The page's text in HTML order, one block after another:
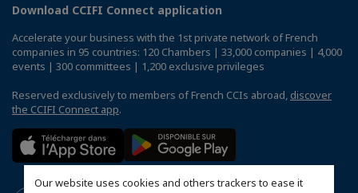
Our website uses cookies and others trackers to ease it
Download CCIFI Connect application
Accelerate your business with the 1st private network of French
companies in 95 countries: 120 Chambers | 33,000 companies | 4,000
events | 300 committees | 1,200 exclusive privileges
Reserved exclusively to members of French CCIs abroad, discover
the CCIFI Connect app.